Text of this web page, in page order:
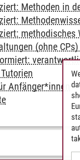
Methoden in
methodisches
(ohne
Anfänger*innen